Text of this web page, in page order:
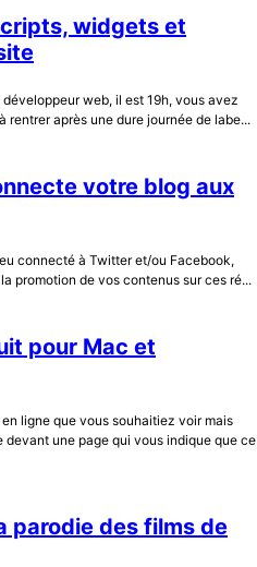
widgets et
web, il est 19h, vous avez
après une dure journée de labe...
votre blog aux
connecté à Twitter et/ou Facebook,
promotion de vos contenus sur ces ré...
pour Mac et
ligne que vous souhaitiez voir mais
une page qui vous indique que ce
parodie des films de